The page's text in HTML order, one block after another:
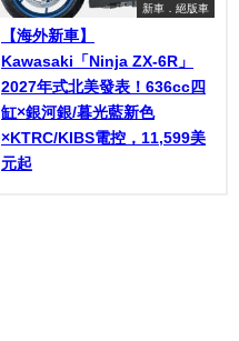
新車．絕版車
【海外新車】
Kawasaki「Ninja ZX-6R」
2027年式北美發表！636cc四
缸×銀河銀/暮光藍新色
×KTRC/KIBS電控，11,599美
元起